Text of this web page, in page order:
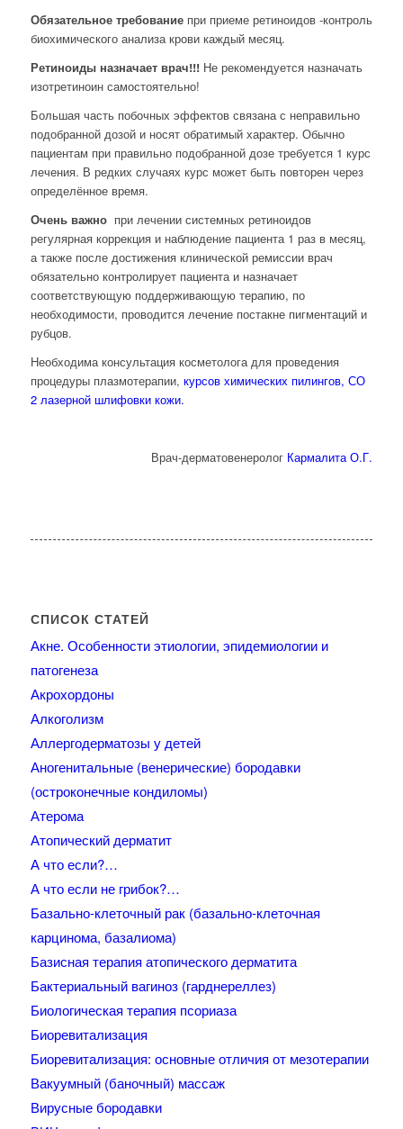
Обязательное требованиепри приеме ретиноидов -контроль
биохимического анализа крови каждый месяц.
Ретиноиды назначает врач!!!Не рекомендуется назначать
изотретиноин самостоятельно!
Большая часть побочных эффектов связана с неправильно
подобранной дозой и носят обратимый характер. Обычно
пациентам при правильно подобранной дозе требуется 1 курс
лечения. В редких случаях курс может быть повторен через
определённое время.
Очень важно при лечении системных ретиноидов
регулярная коррекция и наблюдение пациента 1 раз в месяц,
а также после достижения клинической ремиссии врач
обязательно контролирует пациента и назначает
соответствующую поддерживающую терапию, по
необходимости, проводится лечение постакне пигментаций и
рубцов.
Необходима консультация косметолога для проведения
процедуры плазмотерапии, курсов химических пилингов, СО
2 лазерной шлифовки кожи.
Врач-дерматовенеролог Кармалита О.Г.
СПИСОК СТАТЕЙ
Акне. Особенности этиологии, эпидемиологии и
патогенеза
Акрохордоны
Алкоголизм
Аллергодерматозы у детей
Аногенитальные (венерические) бородавки
(остроконечные кондиломы)
Атерома
Атопический дерматит
А что если?…
А что если не грибок?…
Базально-клеточный рак (базально-клеточная
карцинома, базалиома)
Базисная терапия атопического дерматита
Бактериальный вагиноз (гарднереллез)
Биологическая терапия псориаза
Биоревитализация
Биоревитализация: основные отличия от мезотерапии
Вакуумный (баночный) массаж
Вирусные бородавки